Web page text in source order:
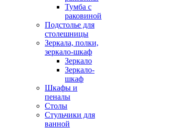
Тумба с
раковиной
Подстолье для
столешницы
Зеркала, полки,
зеркало-шкаф
Зеркало
Зеркало-
шкаф
Шкафы и
пеналы
Столы
Стульчики для
ванной